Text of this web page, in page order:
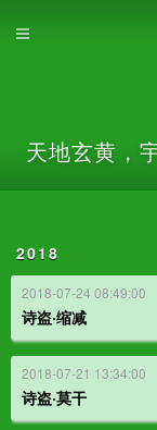
天地玄黄，
2018
2018-07-24 08:49:00
诗盗·缩减
2018-07-21 13:34:00
诗盗·莫干
首页
关于